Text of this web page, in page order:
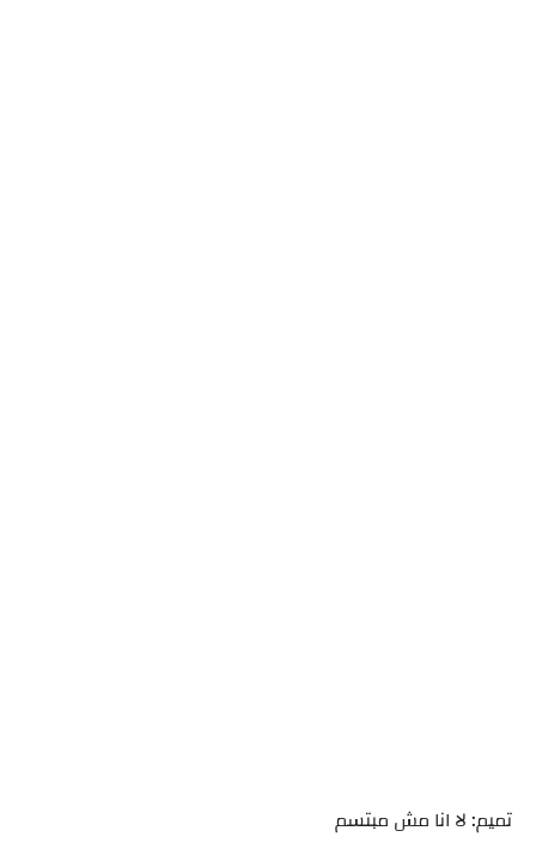
تميم: لا انا مش مبتسم